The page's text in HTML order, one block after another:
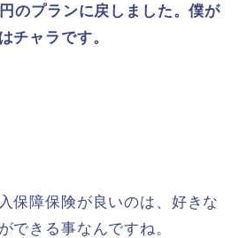
のプランに戻しました。僕が
チャラです。
保障保険が良いのは、好きな
できる事なんですね。